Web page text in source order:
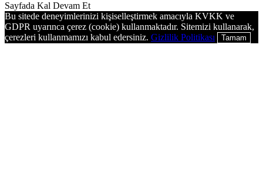
Sayfada Kal Devam Et
Bu sitede deneyimlerinizi kişiselleştirmek amacıyla KVKK ve
GDPR uyarınca çerez (cookie) kullanmaktadır. Sitemizi kullanarak,
çerezleri kullanmamızı kabul edersiniz. Gizlilik Politikası Tamam